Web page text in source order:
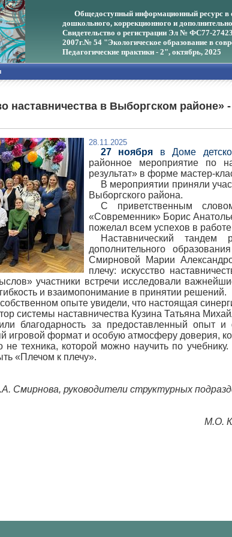
Общедоступный информационный ресурс в
дошкольного, коррекционного и
Свидетельство о регистрации Эл № ФС77-
2007г.№ 54 "Экологическое образование в
Педагогические практики - 2", октябрь, 2025
в Выборгском
28.11.2025
27 ноября в Доме
районное мероприятие по
результат» в форме мастер-
В мероприятии приняли
Выборгского района.
С приветственным
«Современник» Борис
пожелал всем успехов в
Наставнический тандем
дополнительного
Смирновой Марии
плечу: искусство
участники встречи исследовали
и взаимопонимание в принятии решений.
опыте увидели, что настоящая
системы наставничества Кузина Татьяна
благодарность за предоставленный опыт
игровой формат и особую атмосферу доверия,
не техника, которой можно научить по
«Плечом к плечу».
Смирнова, руководители структурных
М.О.